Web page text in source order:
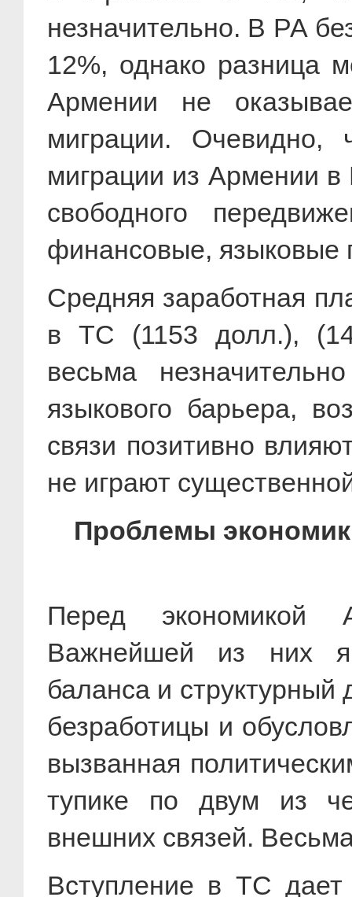
незначительно. В РА
12%, однако разница
Армении не
миграции. Очевидно,
миграции из Армении в
свободного
финансовые,
Средняя заработная
в ТС (1153 долл.),
весьма
языкового барьера,
связи позитивно
не играют
Проблемы
Перед экономикой
Важнейшей из них
баланса и структурный
безработицы и
вызванная
тупике по двум из
внешних связей.
Вступление в ТС